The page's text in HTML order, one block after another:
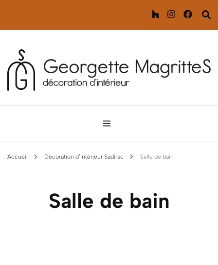
Georgette MagritteS
Décoration d'intérieur
Accueil Décoration d’intérieur Sadirac Salle de bain
Salle de bain